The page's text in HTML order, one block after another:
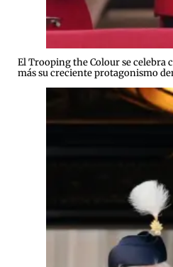
El Trooping the Colour se celebra
más su creciente protagonismo